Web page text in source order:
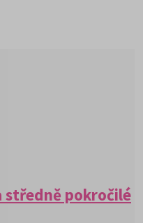
středně pokročilé